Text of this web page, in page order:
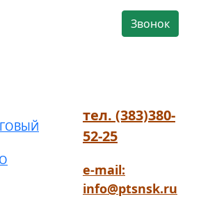
Звонок
тел. (383)380-
52-25
e-mail:
info@ptsnsk.ru